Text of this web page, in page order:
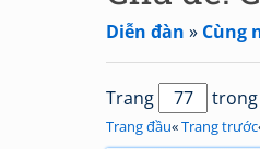
Diễn đàn » Cùng
Trang trong
Trang đầu«Trang trước